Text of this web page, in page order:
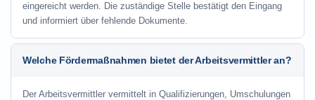
eingereicht werden. Die zuständige Stelle bestätigt den Eingang
und informiert über fehlende Dokumente.
Welche Fördermaßnahmen bietet der Arbeitsvermittler an?
Der Arbeitsvermittler vermittelt in Qualifizierungen, Umschulungen